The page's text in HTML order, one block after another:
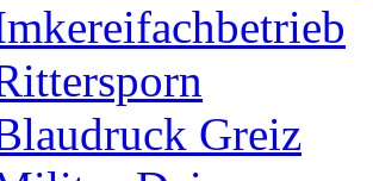
Greiz